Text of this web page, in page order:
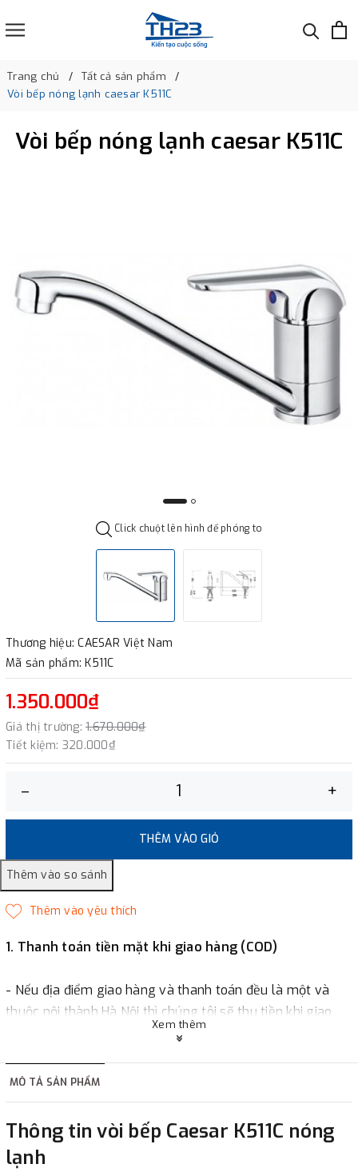
Trang chủ
Tất cả sản phẩm
Vòi bếp nóng lạnh caesar K511C
Vòi bếp nóng lạnh caesar K511C
Click chuột lên hình để phóng to
Thương hiệu: CAESAR Việt Nam
Mã sản phẩm: K511C
1.350.000₫
Giá thị trường: 1.670.000₫
Tiết kiệm: 320.000₫
– +
THÊM VÀO GIỎ
1. Thanh toán tiền mặt khi giao hàng (COD)
- Nếu địa điểm giao hàng và thanh toán đều là một và
thuộc nội thành Hà Nội thì chúng tôi sẽ thu tiền khi giao
hàng hoặc khách hàng đặt tiền trước một phần giá trị đơn
2. Thanh toán trực tiếp tại :
- Showroom Thanh HươngĐịa chỉ : 23 phố Cát Linh,
phường Cát Linh, quận Đống Đa, Hà Nội.
Xem thêm
MÔ TẢ SẢN PHẨM
Thông tin vòi bếp Caesar K511C nóng
lạnh